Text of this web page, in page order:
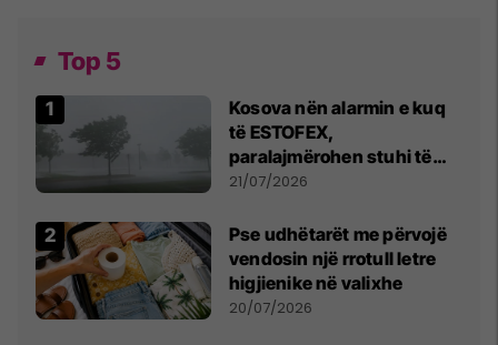
Top 5
Kosova nën alarmin e kuq
të ESTOFEX,
paralajmërohen stuhi të
fuqishme me breshër dhe
21/07/2026
Pse udhëtarët me përvojë
vendosin një rrotull letre
higjienike në valixhe
20/07/2026